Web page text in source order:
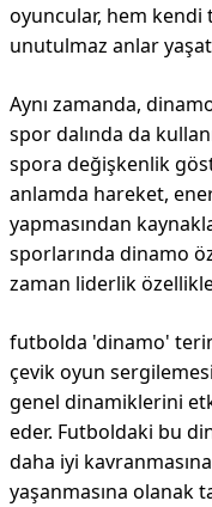
oyuncular, hem kendi
unutulmaz anlar
Aynı zamanda,
spor dalında da
spora değişkenlik
anlamda hareket,
yapmasından
sporlarında dinamo
zaman liderlik
futbolda 'dinamo'
çevik oyun
genel dinamiklerini
eder. Futboldaki bu
daha iyi
yaşanmasına olanak